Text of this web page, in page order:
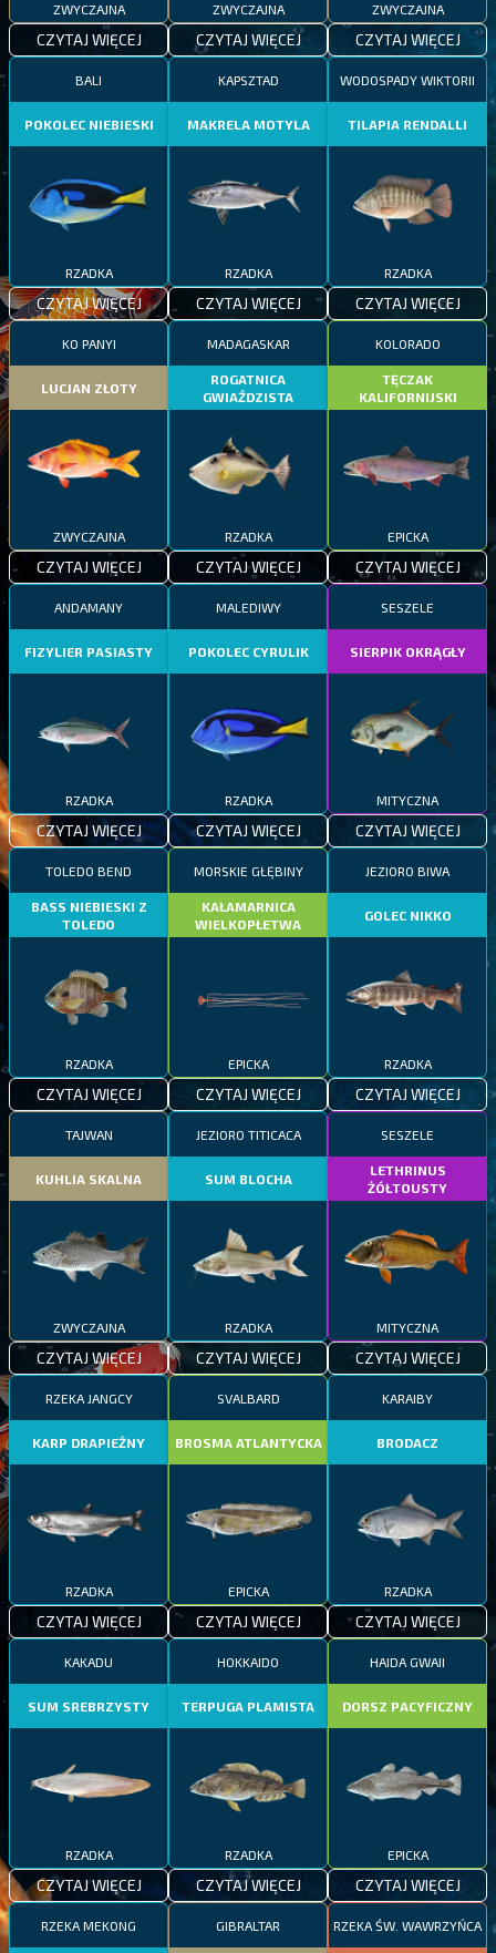
ZWYCZAJNA
CZYTAJ WIĘCEJ
ZWYCZAJNA
CZYTAJ WIĘCEJ
ZWYCZAJNA
CZYTAJ WIĘCEJ
BALI
POKOLEC NIEBIESKI
RZADKA
CZYTAJ WIĘCEJ
KAPSZTAD
MAKRELA MOTYLA
RZADKA
CZYTAJ WIĘCEJ
WODOSPADY WIKTORII
TILAPIA RENDALLI
RZADKA
CZYTAJ WIĘCEJ
KO PANYI
LUCJAN ZŁOTY
ZWYCZAJNA
CZYTAJ WIĘCEJ
MADAGASKAR
ROGATNICA
GWIAŹDZISTA
RZADKA
CZYTAJ WIĘCEJ
KOLORADO
TĘCZAK
KALIFORNIJSKI
EPICKA
CZYTAJ WIĘCEJ
ANDAMANY
FIZYLIER PASIASTY
RZADKA
CZYTAJ WIĘCEJ
MALEDIWY
POKOLEC CYRULIK
RZADKA
CZYTAJ WIĘCEJ
SESZELE
SIERPIK OKRĄGŁY
MITYCZNA
CZYTAJ WIĘCEJ
TOLEDO BEND
BASS NIEBIESKI Z
TOLEDO
RZADKA
CZYTAJ WIĘCEJ
MORSKIE GŁĘBINY
KAŁAMARNICA
WIELKOPŁETWA
EPICKA
CZYTAJ WIĘCEJ
JEZIORO BIWA
GOLEC NIKKO
RZADKA
CZYTAJ WIĘCEJ
TAJWAN
KUHLIA SKALNA
ZWYCZAJNA
CZYTAJ WIĘCEJ
JEZIORO TITICACA
SUM BLOCHA
RZADKA
CZYTAJ WIĘCEJ
SESZELE
LETHRINUS
ŻÓŁTOUSTY
MITYCZNA
CZYTAJ WIĘCEJ
RZEKA JANGCY
KARP DRAPIEŻNY
RZADKA
CZYTAJ WIĘCEJ
SVALBARD
BROSMA ATLANTYCKA
EPICKA
CZYTAJ WIĘCEJ
KARAIBY
BRODACZ
RZADKA
CZYTAJ WIĘCEJ
KAKADU
SUM SREBRZYSTY
RZADKA
CZYTAJ WIĘCEJ
HOKKAIDO
TERPUGA PLAMISTA
RZADKA
CZYTAJ WIĘCEJ
HAIDA GWAII
DORSZ PACYFICZNY
EPICKA
CZYTAJ WIĘCEJ
RZEKA MEKONG GIBRALTAR RZEKA ŚW. WAWRZYŃCA